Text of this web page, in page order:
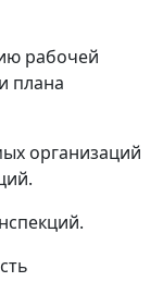
рабочей
плана
организаций